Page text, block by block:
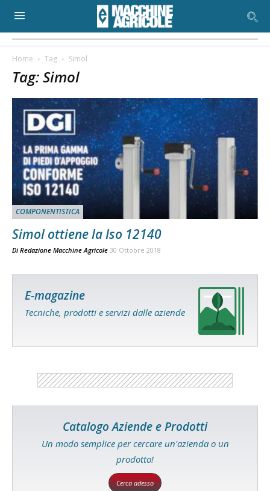
Home Tag Simol
Tag: Simol
COMPONENTISTICA
Simol ottiene la Iso 12140
Di Redazione Macchine Agricole 30 Ottobre 2018
E-magazine
Tecniche, prodotti e servizi dalle aziende
Catalogo Aziende e Prodotti
Un modo semplice per cercare un'azienda o un
prodotto!
Cerca adesso